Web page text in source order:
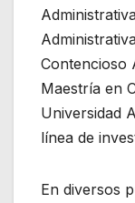
Contencioso
Maestría en
Universidad
línea de
En diversos